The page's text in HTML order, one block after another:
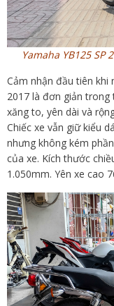
Yamaha YB125 SP
Cảm nhận đầu tiên khi
2017 là đơn giản trong
xăng to, yên dài và
Chiếc xe vẫn giữ kiểu
nhưng không kém
của xe. Kích thước
1.050mm. Yên xe cao